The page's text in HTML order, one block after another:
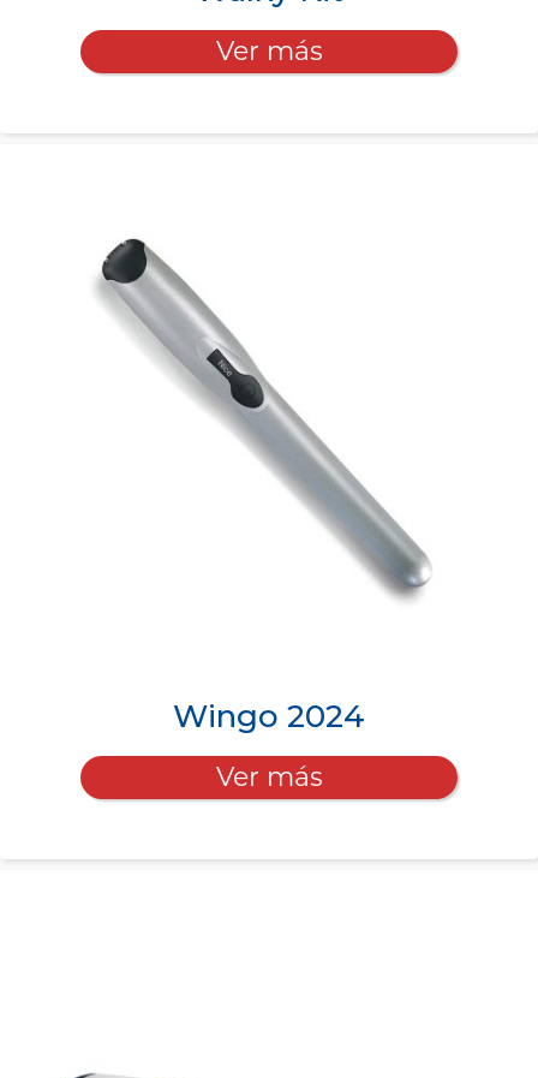
Ver más
Wingo 2024
Ver más